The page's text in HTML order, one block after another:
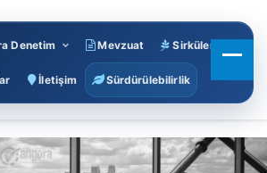
Denetim Mevzuat Sirküler
İletişim Sürdürülebilirlik